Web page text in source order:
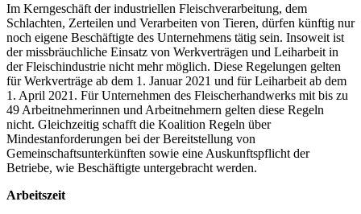
Im Kerngeschäft der industriellen Fleischverarbeitung, dem
Schlachten, Zerteilen und Verarbeiten von Tieren, dürfen künftig nur
noch eigene Beschäftigte des Unternehmens tätig sein. Insoweit ist
der missbräuchliche Einsatz von Werkverträgen und Leiharbeit in
der Fleischindustrie nicht mehr möglich. Diese Regelungen gelten
für Werkverträge ab dem 1. Januar 2021 und für Leiharbeit ab dem
1. April 2021. Für Unternehmen des Fleischerhandwerks mit bis zu
49 Arbeitnehmerinnen und Arbeitnehmern gelten diese Regeln
nicht. Gleichzeitig schafft die Koalition Regeln über
Mindestanforderungen bei der Bereitstellung von
Gemeinschaftsunterkünften sowie eine Auskunftspflicht der
Betriebe, wie Beschäftigte untergebracht werden.
Arbeitszeit